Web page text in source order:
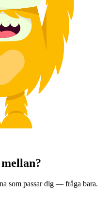
som passar dig — fråga bara.